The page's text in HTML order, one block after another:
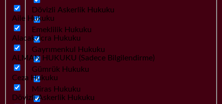
Dövizli Askerlik Hukuku
Emeklilik Hukuku
Gayrımenkul Hukuku
Gümrük Hukuku
Miras Hukuku
Aile Hukuku
Alacak/İcra Hukuku
ALMAN HUKUKU (Sadece Bilgilendirme)
Ceza Hukuku
Dövizli Askerlik Hukuku